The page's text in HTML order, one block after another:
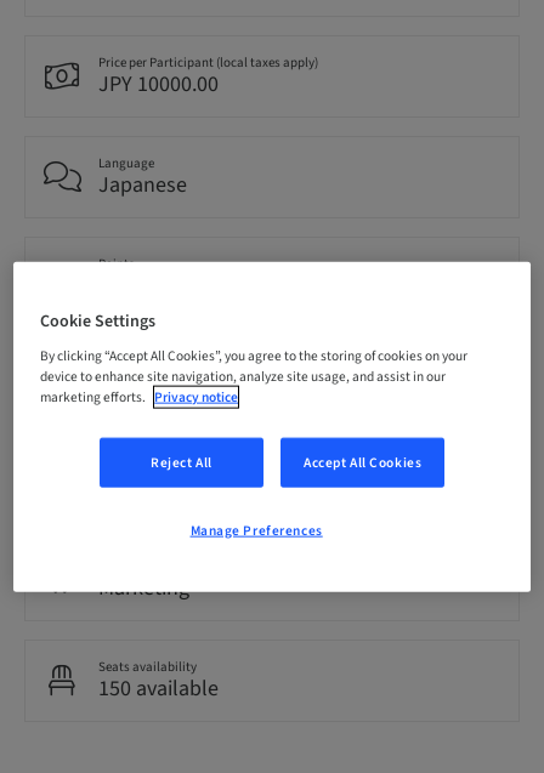
Price per Participant (local taxes apply)
JPY 10000.00
Language
Japanese
Points
Delivery method
Event
National
Marketing
Seats availability
150 available
Cookie Settings
By clicking “Accept All Cookies”, you agree to the storing of cookies on your
device to enhance site navigation, analyze site usage, and assist in our
marketing efforts. Privacy notice
Reject All Accept All Cookies
Manage Preferences